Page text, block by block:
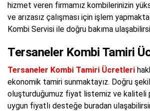
hizmet veren firmamız kombilerinizin
ve arızasız çalışması için işlem
Kombi Servisi ile doğru bakıma
Tersaneler Kombi Tamiri
Tersaneler Kombi Tamiri Ücretleri
ekonomik tamiri sunmaktayız. Doğru
oluşturduğumuz fiyat listemiz ve kaliteli
uygun fiyatlı desteğe buradan